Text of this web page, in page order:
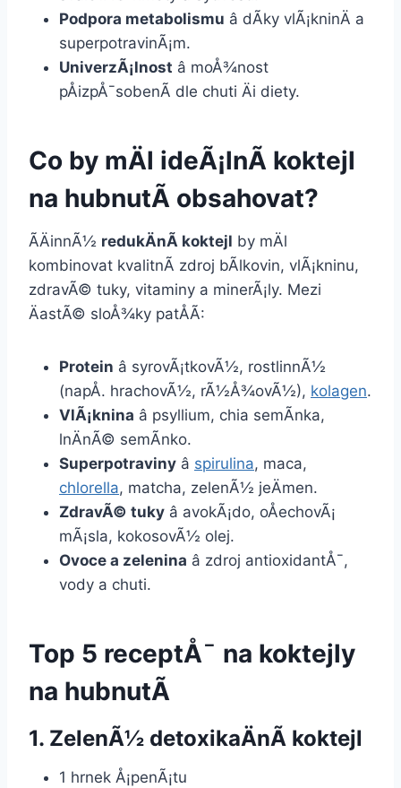
Podpora metabolismu â dÃ­ky vlÃ¡kninÄ a
superpotravinÃ¡m.
UniverzÃ¡lnost â moÅ¾nost
pÅizpÅ¯sobenÃ­ dle chuti Äi diety.
Co by mÄl ideÃ¡lnÃ­ koktejl
na hubnutÃ­ obsahovat?
ÃÄinnÃ½ redukÄnÃ­ koktejl by mÄl
kombinovat kvalitnÃ­ zdroj bÃ­lkovin, vlÃ¡kninu,
zdravÃ© tuky, vitaminy a minerÃ¡ly. Mezi
ÄastÃ© sloÅ¾ky patÅÃ­:
Protein â syrovÃ¡tkovÃ½, rostlinnÃ½
(napÅ. hrachovÃ½, rÃ½Å¾ovÃ½), kolagen.
VlÃ¡knina â psyllium, chia semÃ­nka,
lnÄnÃ© semÃ­nko.
Superpotraviny â spirulina, maca,
chlorella, matcha, zelenÃ½ jeÄmen.
ZdravÃ© tuky â avokÃ¡do, oÅechovÃ¡
mÃ¡sla, kokosovÃ½ olej.
Ovoce a zelenina â zdroj antioxidantÅ¯,
vody a chuti.
Top 5 receptÅ¯ na koktejly
na hubnutÃ­
1. ZelenÃ½ detoxikaÄnÃ­ koktejl
1 hrnek Å¡penÃ¡tu